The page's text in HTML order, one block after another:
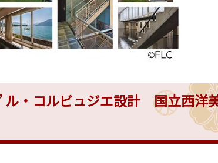
ル・コルビュジエ設計 国立西洋